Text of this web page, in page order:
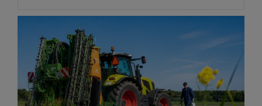
SNEL UW ANTWOORD VINDEN
Zonder gedoe
Typ hieronder uw zoekterm
